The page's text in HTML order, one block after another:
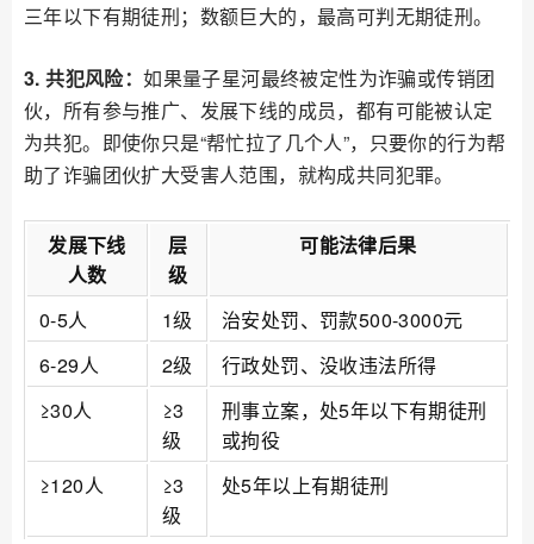
三年以下有期徒刑；数额巨大的，最高可判无期徒刑。
3. 共犯风险：如果量子星河最终被定性为诈骗或传销团
伙，所有参与推广、发展下线的成员，都有可能被认定
为共犯。即使你只是“帮忙拉了几个人”，只要你的行为帮
助了诈骗团伙扩大受害人范围，就构成共同犯罪。
发展下线
人数
层
级
可能法律后果
0-5人 1级
治安处罚、罚款500-3000元
6-29人
2级
行政处罚、没收违法所得
≥30人
≥3
级
刑事立案，处5年以下有期徒刑
或拘役
≥120人
≥3
级
处5年以上有期徒刑